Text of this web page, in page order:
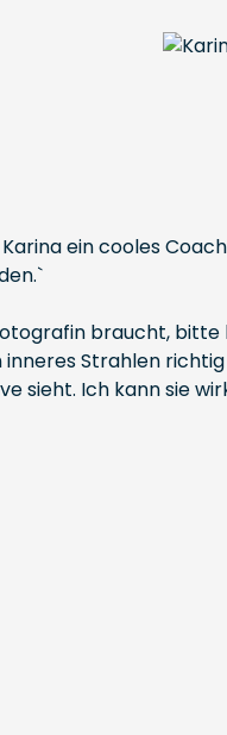
ein cooles
braucht,
inneres Strahlen
sieht. Ich kann sie